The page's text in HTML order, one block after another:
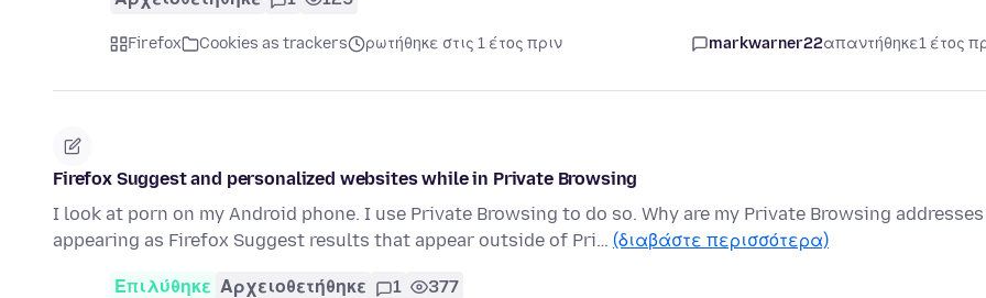
Firefox Cookies as trackers ρωτήθηκε στις 1 έτος πριν markwarner22απαντήθηκε1 έτος
Firefox Suggest and personalized websites while in Private Browsing
I look at porn on my Android phone. I use Private Browsing to do so. Why are my Private Browsing addresses
appearing as Firefox Suggest results that appear outside of Pri… (διαβάστε περισσότερα)
Επιλύθηκε Αρχειοθετήθηκε 1 377